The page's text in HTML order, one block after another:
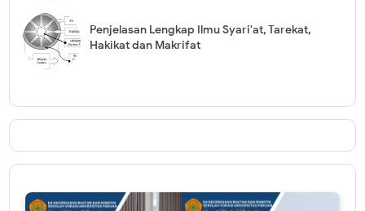
Penjelasan Lengkap Ilmu Syari'at, Tarekat,
Hakikat dan Makrifat